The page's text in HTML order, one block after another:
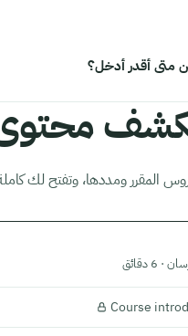
متى أقدر أدخل؟
محتوى
المقرر ومددها، وتفتح لك
· 6 دقائق
Course